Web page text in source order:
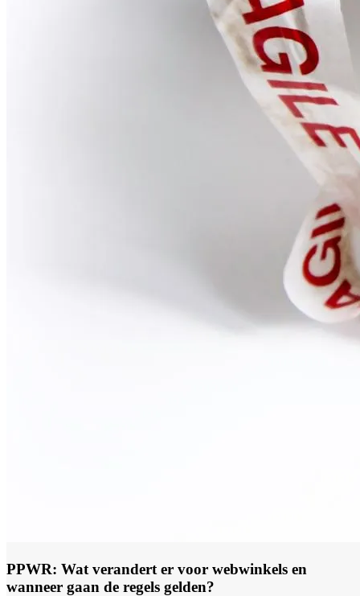
PPWR: Wat verandert er voor webwinkels en
wanneer gaan de regels gelden?